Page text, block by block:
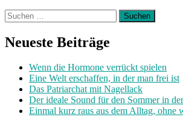
Suchen
nach:
Neueste Beiträge
Wenn die Hormone verrückt spielen
Eine Welt erschaffen, in der man frei ist
Das Patriarchat mit Nagellack
Der ideale Sound für den Sommer in
Einmal kurz raus aus dem Alltag, ohne